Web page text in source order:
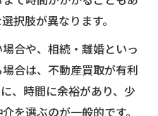
択肢が異なります。
合や、相続・離婚といっ
合は、不動産買取が有利
、時間に余裕があり、少
を選ぶのが一般的です。